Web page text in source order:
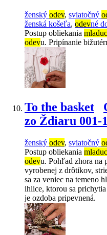
ženský odev, sviatočný
ženská košeľa, odevné
Postup obliekania
odevu. Pripínanie
To the basket
zo Ždiaru 001-
ženský odev, sviatočný
Postup obliekania
odevu. Pohľad zhora na
vyrobenej z drôtikov,
sa za veniec na temeno
ihlice, ktorou sa
je ozdoba pripevnená.